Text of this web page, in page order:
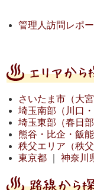
管理人訪問レポー
さいたま市（大
埼玉南部（川口
埼玉東部（春日
熊谷・比企・飯
秩父エリア（秩
東京都 ｜神奈川